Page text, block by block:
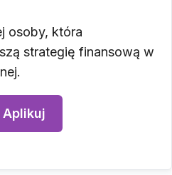
osoby, która
strategię finansową w
Aplikuj